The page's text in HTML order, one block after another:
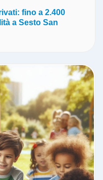
fino a 2.400
a Sesto San